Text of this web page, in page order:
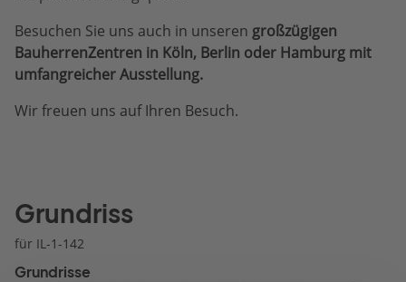
Besuchen Sie uns auch in unseren großzügigen
BauherrenZentren in Köln, Berlin oder Hamburg mit
umfangreicher Ausstellung.
Wir freuen uns auf Ihren Besuch.
Grundriss
für IL-1-142
Grundrisse